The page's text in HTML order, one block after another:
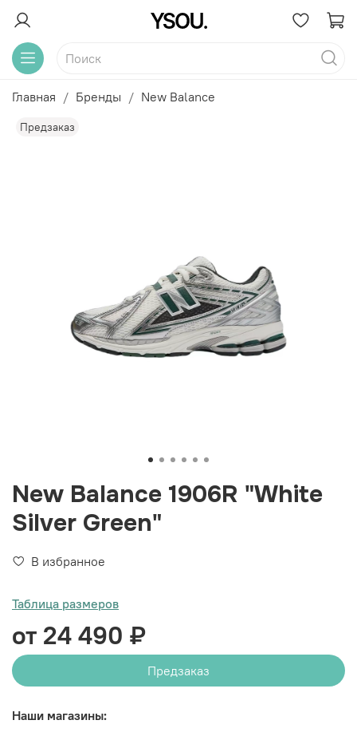
Главная Бренды New Balance
Предзаказ
New Balance 1906R "White
Silver Green"
В избранное
Таблица размеров
от 24 490 ₽
Предзаказ
Наши магазины: